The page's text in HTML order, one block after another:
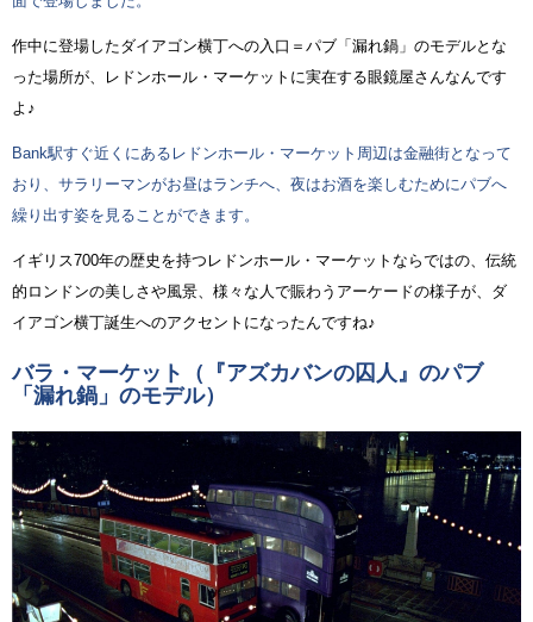
作中に登場したダイアゴン横丁への入口＝パブ「漏れ鍋」のモデルとな
った場所が、レドンホール・マーケットに実在する眼鏡屋さんなんです
よ♪
Bank駅すぐ近くにあるレドンホール・マーケット周辺は金融街となって
おり、サラリーマンがお昼はランチへ、夜はお酒を楽しむためにパブへ
繰り出す姿を見ることができます。
イギリス700年の歴史を持つレドンホール・マーケットならではの、伝統
的ロンドンの美しさや風景、様々な人で賑わうアーケードの様子が、ダ
イアゴン横丁誕生へのアクセントになったんですね♪
バラ・マーケット（『アズカバンの囚人』のパブ
「漏れ鍋」のモデル）